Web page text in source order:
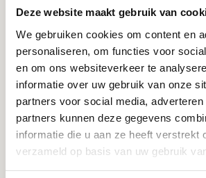
Deze website maakt gebruik van
We gebruiken cookies om content en
personaliseren, om functies voor
en om ons websiteverkeer te
informatie over uw gebruik van onze
partners voor social media,
partners kunnen deze gegevens
informatie die u aan ze heeft verstrekt
verzameld op basis van uw gebruik
bij kunt hebben, doe er dan even
eerst even wat op. Ga lekker
een verhaal van je af, lees een
massage of ga een goed gesprek met
voor jou werkt. Dan is het eruit en
Dr. Danielle Braun (‘Corporate
onlangs een mooi filmpje op LinkedIn
Nederlandse kunst van het Niksen”.
even niets doen en je gedachten de